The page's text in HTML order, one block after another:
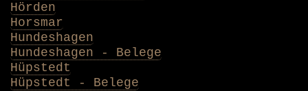
Hörden
Horsmar
Hundeshagen
Hundeshagen - Belege
Hüpstedt
Hüpstedt - Belege